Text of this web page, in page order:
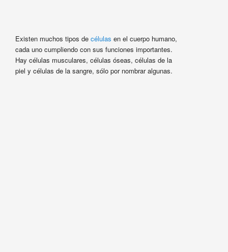
Existen muchos tipos de células en el cuerpo humano,
cada uno cumpliendo con sus funciones importantes.
Hay células musculares, células óseas, células de la
piel y células de la sangre, sólo por nombrar algunas.